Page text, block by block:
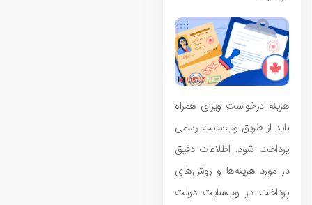
هزینه درخواست ویزای همراه
باید از طریق وب‌سایت رسمی
پرداخت شود. اطلاعات دقیق
در مورد هزینه‌ها و روش‌های
پرداخت در وب‌سایت دولت